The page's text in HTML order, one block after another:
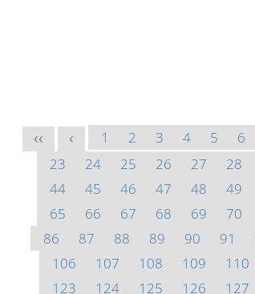
<< < 1 2 3 4 5 6
23
24 25 26 27 28
44
45 46 47 48 49
65
66 67 68 69 70
86
87 88 89 90 91
106
107 108 109 110
123
124 125 126 127